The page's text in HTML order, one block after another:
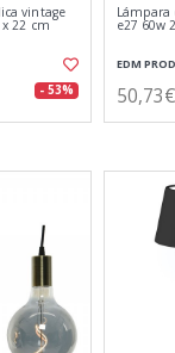
vintage
22 cm
- 53%
Lámpara
e27 60w
EDM
50,73€